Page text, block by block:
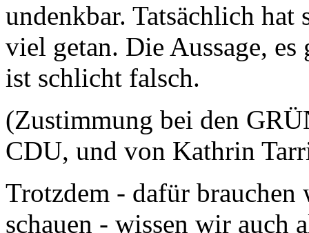
undenkbar. Tatsächlich
viel getan. Die Aussage,
ist schlicht falsch.
(Zustimmung bei den
CDU, und von Kathrin
Trotzdem - dafür
schauen - wissen wir auch